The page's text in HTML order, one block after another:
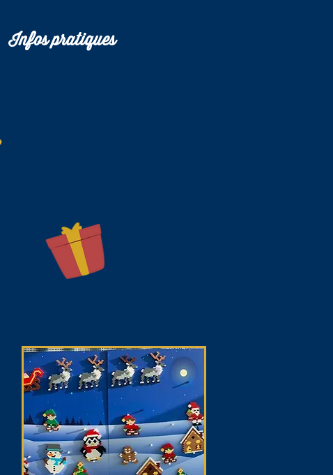
Infos pratiques